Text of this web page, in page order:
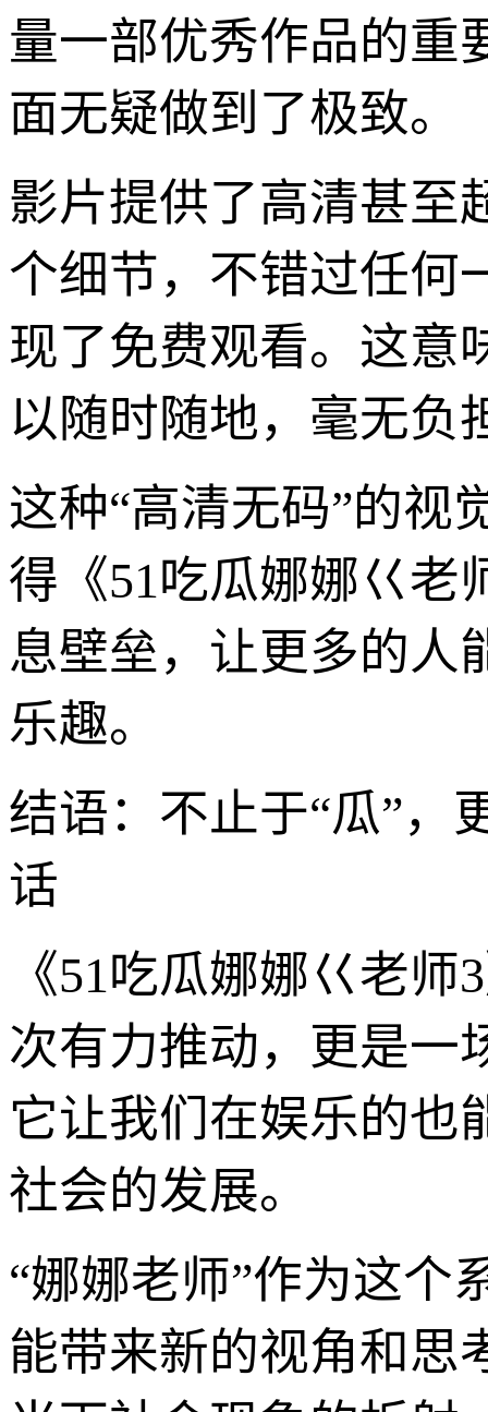
量一部优秀作品的重
面无疑做到了极致。
影片提供了高清甚至
个细节，不错过任何
现了免费观看。这意
以随时随地，毫无负
这种“高清无码”的视
得《51吃瓜娜娜巜老
息壁垒，让更多的人
乐趣。
结语：不止于“瓜”，
话
《51吃瓜娜娜巜老
次有力推动，更是一
它让我们在娱乐的也
社会的发展。
“娜娜老师”作为这个
能带来新的视角和思